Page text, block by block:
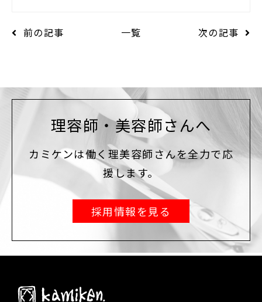
前の記事 一覧 次の記事
理容師・美容師さんへ
カミケンは働く理美容師さんを全力で応
援します。
採用情報を見る